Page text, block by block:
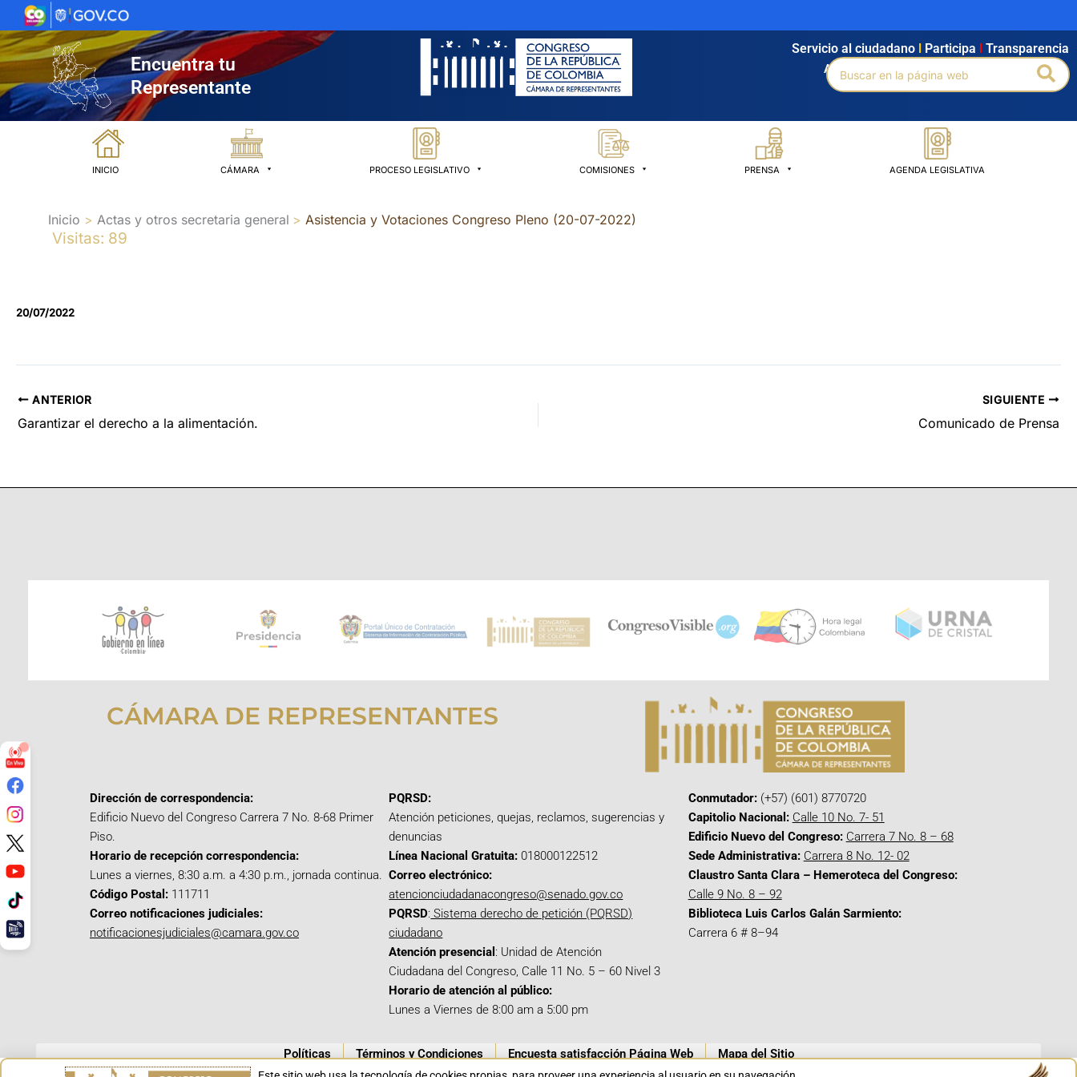
al
contenido
Encuentra tu
Representante
Agendamiento Intranet Búsqueda avanzada
Servicio al ciudadano Participa Transparencia
Buscar
por:
INICIO CÁMARA PROCESO LEGISLATIVO COMISIONES PRENSA AGENDA LEGISLATIVA
Inicio Actas y otros secretaria general Asistencia y Votaciones Congreso Pleno (20-07-2022)
Visitas: 89
20/07/2022
ANTERIOR
Garantizar el derecho a la alimentación.
SIGUIENTE
Comunicado de Prensa
CÁMARA DE REPRESENTANTES
Dirección de correspondencia:
Edificio Nuevo del Congreso Carrera 7 No. 8-68 Primer
Piso.
Horario de recepción correspondencia:
Lunes a viernes, 8:30 a.m. a 4:30 p.m., jornada continua.
Código Postal: 111711
Correo notificaciones judiciales:
notificacionesjudiciales@camara.gov.co
PQRSD:
Atención peticiones, quejas, reclamos, sugerencias y
denuncias
Línea Nacional Gratuita: 018000122512
Correo electrónico:
atencionciudadanacongreso@senado.gov.co
PQRSD: Sistema derecho de petición (PQRSD)
ciudadano
Atención presencial : Unidad de Atención
Ciudadana del Congreso, Calle 11 No. 5 – 60 Nivel 3
Horario de atención al público:
Lunes a Viernes de 8:00 am a 5:00 pm
Conmutador:(+57) (601) 8770720
Capitolio Nacional: Calle 10 No. 7- 51
Edificio Nuevo del Congreso: Carrera 7 No. 8 – 68
Sede Administrativa: Carrera 8 No. 12- 02
Claustro Santa Clara – Hemeroteca del Congreso:
Calle 9 No. 8 – 92
Biblioteca Luis Carlos Galán Sarmiento:
Carrera 6 # 8–94
Políticas Términos y Condiciones Encuesta satisfacción Página Web Mapa del Sitio